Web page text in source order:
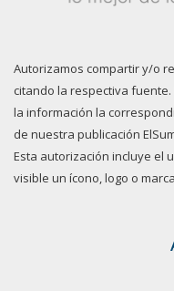
Autorizamos compartir y/o
citando la respectiva fuente.
la información la
de nuestra publicación
Esta autorización incluye el
visible un ícono, logo o